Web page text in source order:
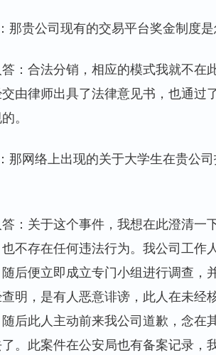
那贵公司现有的交易平台奖金制度
：合法分销，相应的模式我就不在
由律师出具了法律意见书，也通过
。
那网络上出现的关于大学生在贵公
：关于这个事件，我想在此澄清一
不存在任何违法行为。我公司工作
后便立即成立专门小组进行调查，
明，是有人恶意诽谤，此人在未经
后此人主动前来我公司道歉，念在
。此案件在公安局也有备案记录，